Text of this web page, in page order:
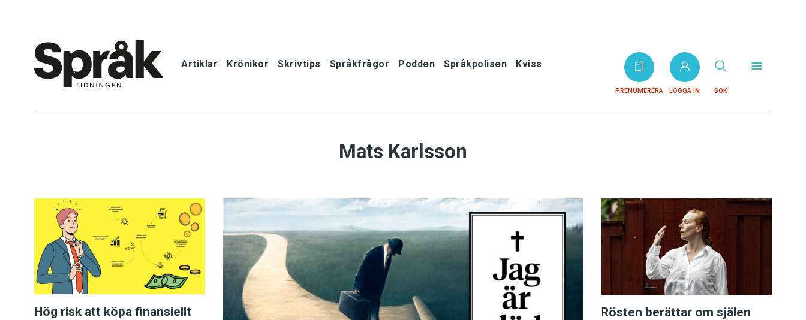
Artiklar Krönikor Skrivtips Språkfrågor Podden Språkpolisen Kviss
PRENUMERERA LOGGA IN SÖK
Språkfrågor
Skrivtips
Bokrecensioner
Kviss
Mats Karlsson
Hög risk att köpa finansiellt
Rösten berättar om själen